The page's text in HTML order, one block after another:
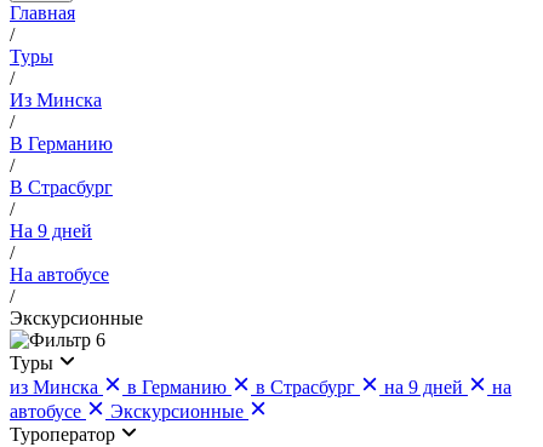
Главная
/
Туры
/
Из Минска
/
В Германию
/
В Страсбург
/
На 9 дней
/
На автобусе
/
Экскурсионные
6
Туры
из Минска
в Германию в Страсбург на 9 дней
на
автобусе
Экскурсионные
Туроператор